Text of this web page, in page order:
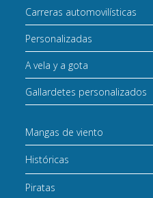
Carreras automovilísticas
Personalizadas
A vela y a gota
Gallardetes personalizados
Mangas de viento
Históricas
Piratas